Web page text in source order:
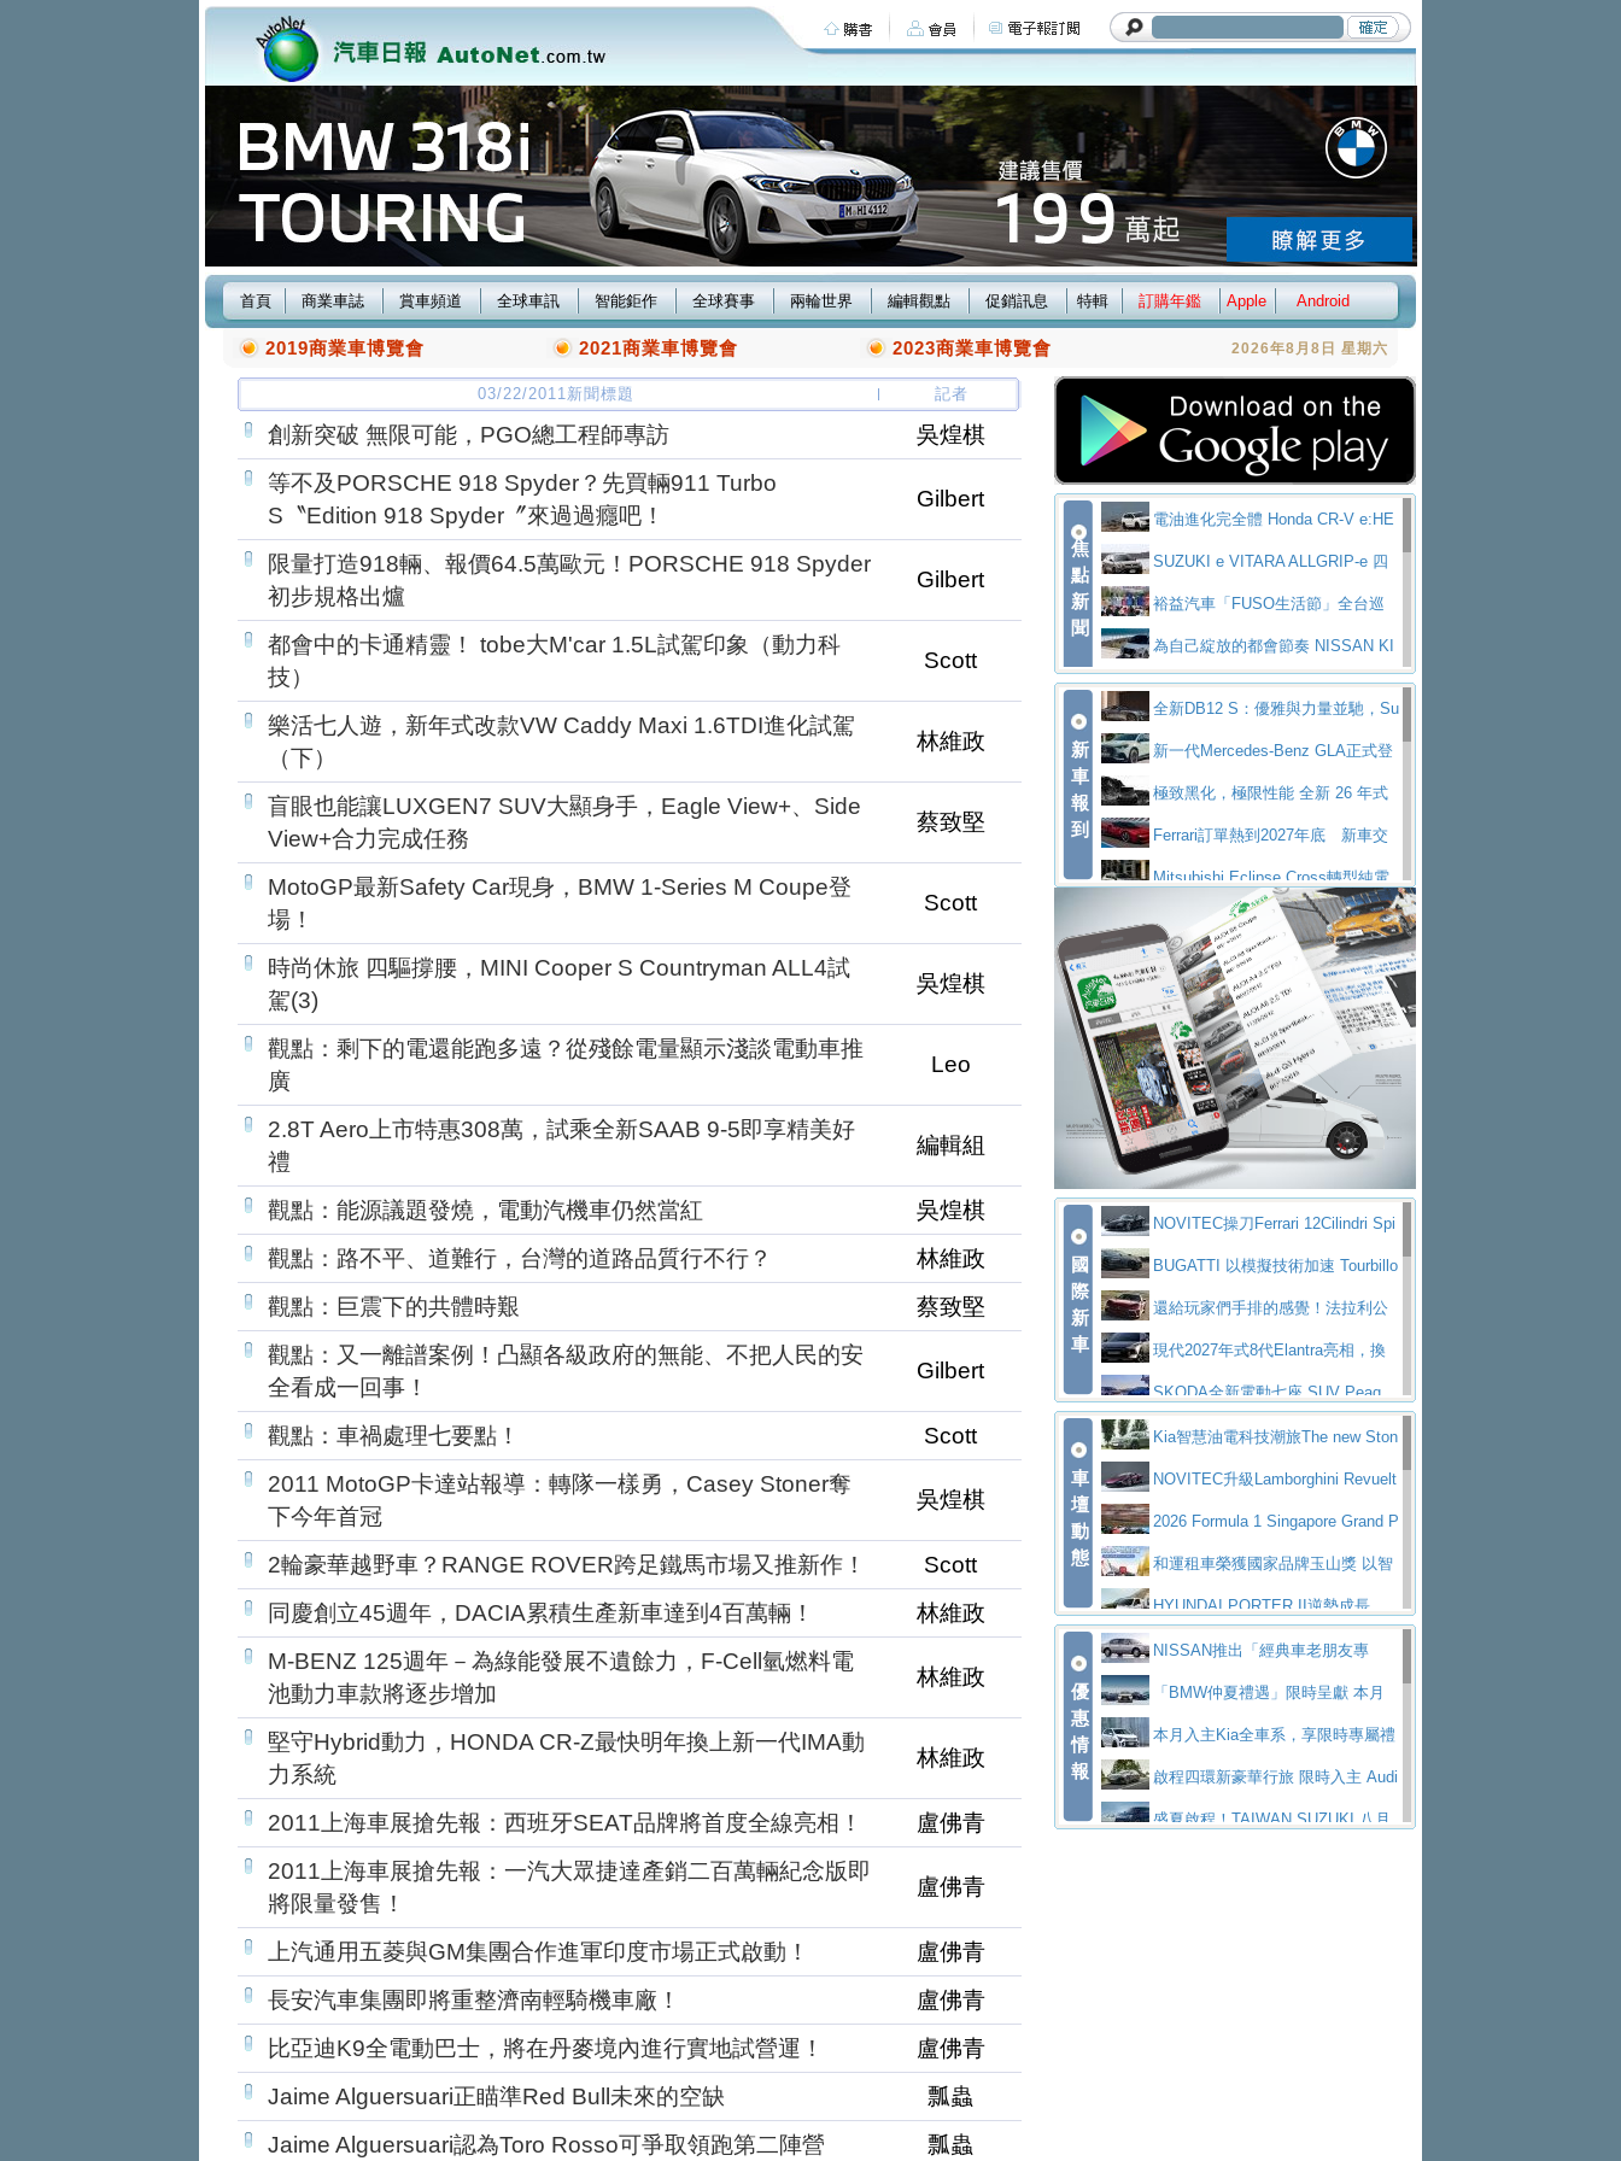
首頁 商業車誌 賞車頻道 全球車訊 智能鉅作 全球賽事 兩輪世界 編輯觀點 促銷訊息 特輯 訂購年鑑 Apple Android
2019商業車博覽會 2021商業車博覽會 2023商業車博覽會 2026年8月8日 星期六
03/22/2011新聞標題 記者
創新突破 無限可能，PGO總工程師專訪
吳煌棋
等不及PORSCHE 918 Spyder？先買輛911 Turbo
S〝Edition 918 Spyder〞來過過癮吧！
Gilbert
限量打造918輛、報價64.5萬歐元！PORSCHE 918 Spyder
初步規格出爐
Gilbert
都會中的卡通精靈！ tobe大M'car 1.5L試駕印象（動力科
技）
Scott
樂活七人遊，新年式改款VW Caddy Maxi 1.6TDI進化試駕
（下）
林維政
盲眼也能讓LUXGEN7 SUV大顯身手，Eagle View+、Side
View+合力完成任務
蔡致堅
MotoGP最新Safety Car現身，BMW 1-Series M Coupe登
場！
Scott
時尚休旅 四驅撐腰，MINI Cooper S Countryman ALL4試
駕(3)
吳煌棋
觀點：剩下的電還能跑多遠？從殘餘電量顯示淺談電動車推
廣
Leo
2.8T Aero上市特惠308萬，試乘全新SAAB 9-5即享精美好
禮
編輯組
觀點：能源議題發燒，電動汽機車仍然當紅
吳煌棋
觀點：路不平、道難行，台灣的道路品質行不行？
林維政
觀點：巨震下的共體時艱
蔡致堅
觀點：又一離譜案例！凸顯各級政府的無能、不把人民的安
全看成一回事！
Gilbert
觀點：車禍處理七要點！
Scott
2011 MotoGP卡達站報導：轉隊一樣勇，Casey Stoner奪
下今年首冠
吳煌棋
2輪豪華越野車？RANGE ROVER跨足鐵馬市場又推新作！
Scott
同慶創立45週年，DACIA累積生產新車達到4百萬輛！
林維政
M-BENZ 125週年－為綠能發展不遺餘力，F-Cell氫燃料電
池動力車款將逐步增加
林維政
堅守Hybrid動力，HONDA CR-Z最快明年換上新一代IMA動
力系統
林維政
2011上海車展搶先報：西班牙SEAT品牌將首度全線亮相！
盧佛青
2011上海車展搶先報：一汽大眾捷達產銷二百萬輛紀念版即
將限量發售！
盧佛青
上汽通用五菱與GM集團合作進軍印度市場正式啟動！
盧佛青
長安汽車集團即將重整濟南輕騎機車廠！
盧佛青
比亞迪K9全電動巴士，將在丹麥境內進行實地試營運！
盧佛青
Jaime Alguersuari正瞄準Red Bull未來的空缺
瓢蟲
Jaime Alguersuari認為Toro Rosso可爭取領跑第二陣營
瓢蟲
焦
點
新
聞
電油進化完全體 Honda CR-V e:HE
V PrestigeSUZUKI e VITARA ALLGRIP-e 四
驅精神的純電新詮釋
裕益汽車「FUSO生活節」全台巡
迴 結合生活體驗、交通安全與購車優惠
為自己綻放的都會節奏 NISSAN KI
CKS SAKURA為品味獨具層峰買家打造的頂級座
駕，MAZDA CX-90 33T AWD Premium Ca
ptain Seat
EV
技的座駕! Ford Territory中型油電休旅
SO Super Great今日在台登場，結合先進安
ntis四品牌經銷權，全新多品牌旗艦展示中
心開幕啟用
屏東特搜大隊再添新利器 SITRAK
救助器材車買氣不衰、SUZUKI經銷商勇於開啟
全新大店，新北都鈴木占地500坪土城旗艦
展示中心開幕
2025第七屆ISUZU運轉職人挑戰賽
熱血登場 展現極致車技與專業職人精神
H2GP世界總決賽圓滿落幕 台灣團
隊表現精彩淨零減碳指標性應用 純電動水泥預
拌車 消防車除了滅火裝備還需要什麼？
一探SITRAK “準” 消防車的究竟
大益金龍初試啼聲，汽柴油5噸貨車
不是對手正宗年鑑2025年全球自動車年鑑1月
下旬問世！2024第六屆ISUZU運轉職人挑戰賽
首度前進南台灣熱烈開戰
豪華電能休旅新星 Audi Q4 Sportba
ck 55 e-tron S lineScania Taiwan 逆風而行，加深力
道投資布局
新
車
報
到
全新DB12 S：優雅與力量並馳，Su
per Tourer的顛峰之作
新一代Mercedes-Benz GLA正式登
場 續航最高657公里、支援320kW快充
極致黑化，極限性能 全新 26 年式
DEFENDER OCTA BLACK 限量登台
Ferrari訂單熱到2027年底 新車交
付至少得等一年以上
Mitsubishi Eclipse Cross轉型純電
休旅 87kWh電池續航超過600公里
全新BMW 318i Touring豪華旅行車
全台限量200台 進化現型
不等零關稅的紅利，Jeep品牌今日
起展開首批車交車
Volvo EX60 即將叩關，靜肅性、底
盤與數位介面搶先揭露
Audi Q9 將於 2026 年底上市 旗艦
大型 SUV 鎖定七人座豪華市場
BMW攜手漫威電影【蜘蛛人：重生
日】 Skoda 發表全新 Peaq 內裝：七人
座純電旗艦 SUV，行李廂最大可達 935 公
升
全新純電 Mercedes-Benz C 400 4
MATIC Electric 登場
奢華與科技大躍進，MAZDA全新3
代CX-5全方位進化提前亮相並展開預售94.9
萬起
馬自達公布 2027 年式 MX-5 更
新，新增 Yakudo 特別版
Skoda Peaq 發表全新電動動力系
統 最長續航逾 640 公里、支援雙向供電
BMW M2 首度導入 xDrive 四驅，
美國與瑞士需求成關鍵推手
The all-new T-Roc 魅力 自成焦點
Maserati GT2 Stradale「Tribute to
MC12」全球首度亮相
迎接 RANGE ROVER 品牌家族第
五位成員 全新 RANGE ROVER GT 預告登
場
造型華麗時尚、科技座艙再進化，P
eugeot 208小改款發表上市94.8萬起
國
際
新
車
NOVITEC操刀Ferrari 12Cilindri Spi
der 碳纖維空力、鍛造輪圈與Inconel排氣
上身
BUGATTI 以模擬技術加速 Tourbillo
n 動態開發還給玩家們手排的感覺！法拉利公
布12Cilidri Manaule手排超跑產品細節
現代2027年式8代Elantra亮相，換
裝更銳利的造型、更先進的資訊娛樂系統及
更高效的動力
SKODA全新電動七座 SUV Peaq
問世，擁有品牌史上最寬敞且豪華的座艙
AUDI推出首款高性能油電超跑Nuvo
lari，0到100公里加速2.6秒、極速350公里
／小時
百年三叉戟傳奇再啟程 Maserati 重
返 1000 Miglia 傳承競速榮耀
法拉利首款純電跑車Luce亮相，最
大馬力超過1000匹並具備530公里最大續航
里程
小車大空間、座艙科技更先進，SK
ODA發表全新純電跨界休旅Eipq祭平民化車
價89萬起
賓士AMG.EA專屬平台首作，Merc
edes-AMG 全新GT 4-Door Coupe全球首發
福斯推出首款GTI純電性能掀背ID.
Polo GTI，擁有226匹馬力和零百加速 6.8
秒的實力
Jaguar 公布四門 GT車款正式車名
為JAGUAR TYPE 01
終於跟上進度，LEXUS發表首款三
排六座純電旗艦休旅 TZ
有錢也買不到的Golf R！福斯打造
全新Golf R 24h賽車將挑戰紐柏林24小時耐
SKODA公布全新小型純電跨界休旅
車
壇
動
態
Kia智慧油電科技潮旅The new Ston
ic 1-7月累計銷量創歷史新高
NOVITEC升級Lamborghini Revuelt
o 綜效輸出增至1,048匹
2026 Formula 1 Singapore Grand P
rix 新加坡大獎賽 Audi 極速之旅開放報名
和運租車榮獲國家品牌玉山獎 以智
慧移動與綠能創新
HYUNDAI PORTER II逆勢成長，
勇奪中型貨車銷售冠軍
父親節霸氣獻禮！PGO 威力125 最
低入手價 $60,900 起 省油ｘ安全ｘ大空間
陪爸爸輕鬆
福斯商旅挺頭家 推出「德系質感 精
算圓夢」專案yundai推出AllDayEnergy能源服
務 讓電動車化身行動儲能系統
NISSAN X-TRAIL 上市首月銷量
躋身同級前3名Toyota歐洲純電車銷量翻倍 2026
優
惠
情
報
NISSAN推出「經典車老朋友專
案」 以匠人精神煥新珍品座駕
「BMW仲夏禮遇」限時呈獻 本月
入主即享尊榮豪華五星假期 多元優購方案
同步實施
本月入主Kia全車系，享限時專屬禮
遇 啟程四環新豪華行旅 限時入主 Audi
A6 旗艦陣容 低月付5,888元起及3 年乙式險
盛夏啟程！TAIWAN SUZUKI 八月